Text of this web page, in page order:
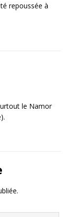
repoussée à
le Namor